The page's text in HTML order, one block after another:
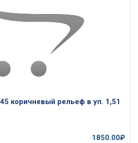
коричневый рельеф в уп. 1,51
1850.00₽